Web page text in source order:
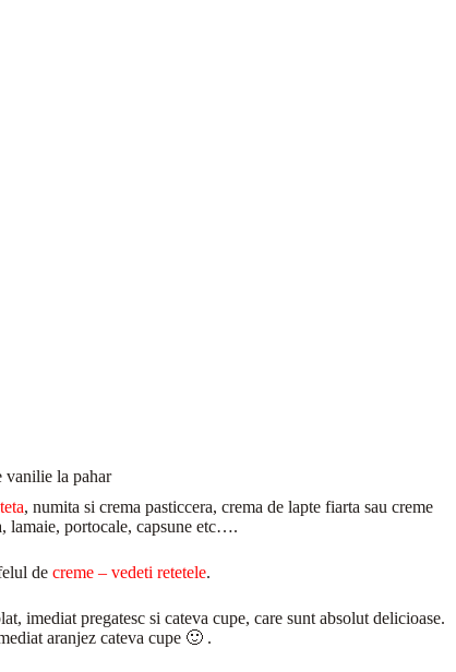
vanilie la pahar
, numita si crema pasticcera, crema de lapte fiarta sau creme
lamaie, portocale, capsune etc….
de creme – vedeti retetele.
imediat pregatesc si cateva cupe, care sunt absolut delicioase.
aranjez cateva cupe 🙂 .